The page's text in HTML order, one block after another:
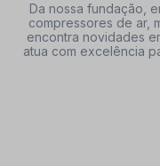
Da nossa fundação,
compressores de ar,
encontra novidades
atua com excelência